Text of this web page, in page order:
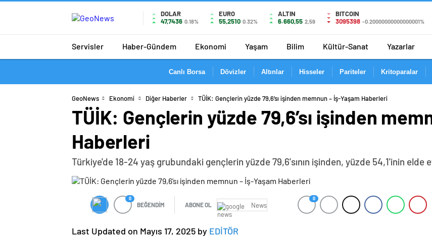
DOLAR
47,7436 0.18%
EURO
55,2510 0.32%
ALTIN
6.660,55 2,59
BITCOIN
3095398 -0.20000000000000001%
Servisler Haber-Gündem Ekonomi Yaşam Bilim Kültür-Sanat Yazarlar
Canlı Borsa Dövizler Altınlar Hisseler Pariteler Kritoparalar
GeoNews Ekonomi Diğer Haberler TÜİK: Gençlerin yüzde 79,6’sı işinden memnun – İş-Yaşam Haberleri
TÜİK: Gençlerin yüzde 79,6’sı işinden
Haberleri
Türkiye'de 18-24 yaş grubundaki gençlerin yüzde 79,6'sının işinden, yüzde 54,1'inin
0
BEĞENDİM ABONE OL News
0
Last Updated on Mayıs 17, 2025 by EDİTÖR